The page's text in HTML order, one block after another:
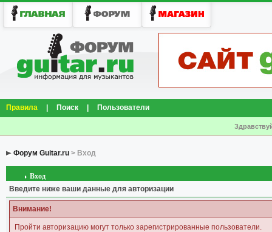
Правила Поиск Пользователи
Форум Guitar.ru > Вход
Вход
Введите ниже ваши данные для авторизации
Внимание!
Пройти авторизацию могут только зарегистрированные пользователи.